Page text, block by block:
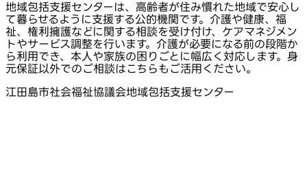
地域包括支援センターは、高齢者が住み慣れた地域で安心し
て暮らせるように支援する公的機関です。介護や健康、福
祉、権利擁護などに関する相談を受け付け、ケアマネジメン
トやサービス調整を行います。介護が必要になる前の段階か
ら利用でき、本人や家族の困りごとに幅広く対応します。身
元保証以外でのご相談はこちらもご活用ください。
江田島市社会福祉協議会地域包括支援センター